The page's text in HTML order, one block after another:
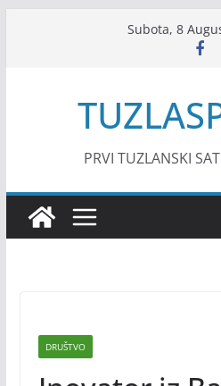
Subota, 8
PRVI TUZLANSKI
DRUŠTVO